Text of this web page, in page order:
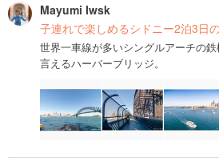
Mayumi Iwsk
子連れで楽しめるシドニー2泊3日
世界一車線が多いシングルアーチの
言えるハーバーブリッジ。